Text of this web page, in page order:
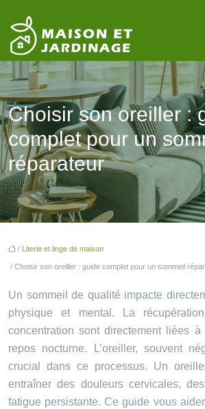
Choisir son oreiller :
complet pour un
réparateur
/ Literie et linge de maison
/ Choisir son oreiller : guide complet pour un sommeil
Un sommeil de qualité impacte
physique et mental. La
concentration sont directement liées
repos nocturne. L’oreiller, souvent
crucial dans ce processus. Un
entraîner des douleurs cervicales,
fatigue persistante. Ce guide vous